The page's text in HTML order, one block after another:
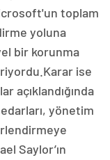
toplam
yoluna
bir korunma
ise
açıklandığında
yönetim
Saylor’ın